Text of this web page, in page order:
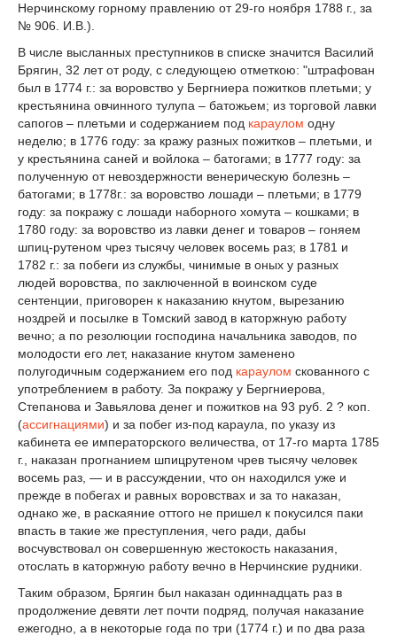
Нерчинскому горному правлению от 29-го ноября 1788 г., за
№ 906. И.В.).
В числе высланных преступников в списке значится Василий
Брягин, 32 лет от роду, с следующею отметкою: "штрафован
был в 1774 г.: за воровство у Бергниера пожитков плетьми; у
крестьянина овчинного тулупа – батожьем; из торговой лавки
сапогов – плетьми и содержанием под караулом одну
неделю; в 1776 году: за кражу разных пожитков – плетьми, и
у крестьянина саней и войлока – батогами; в 1777 году: за
полученную от невоздержности венерическую болезнь –
батогами; в 1778г.: за воровство лошади – плетьми; в 1779
году: за покражу с лошади наборного хомута – кошками; в
1780 году: за воровство из лавки денег и товаров – гоняем
шпиц-рутеном чрез тысячу человек восемь раз; в 1781 и
1782 г.: за побеги из службы, чинимые в оных у разных
людей воровства, по заключенной в воинском суде
сентенции, приговорен к наказанию кнутом, вырезанию
ноздрей и посылке в Томский завод в каторжную работу
вечно; а по резолюции господина начальника заводов, по
молодости его лет, наказание кнутом заменено
полугодичным содержанием его под караулом скованного с
употреблением в работу. За покражу у Бергниерова,
Степанова и Завьялова денег и пожитков на 93 руб. 2 ? коп.
(ассигнациями) и за побег из-под караула, по указу из
кабинета ее императорского величества, от 17-го марта 1785
г., наказан прогнанием шпицрутеном чрев тысячу человек
восемь раз, — и в рассуждении, что он находился уже и
прежде в побегах и равных воровствах и за то наказан,
однако же, в раскаяние оттого не пришел к покусился паки
впасть в такие же преступления, чего ради, дабы
восчувствовал он совершенную жестокость наказания,
отослать в каторжную работу вечно в Нерчинские рудники.
Таким образом, Брягин был наказан одиннадцать раз в
продолжение девяти лет почти подряд, получая наказание
ежегодно, а в некоторые года по три (1774 г.) и по два раза